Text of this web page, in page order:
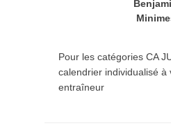
Pour les catégories CA
calendrier individualisé à
entraîneur